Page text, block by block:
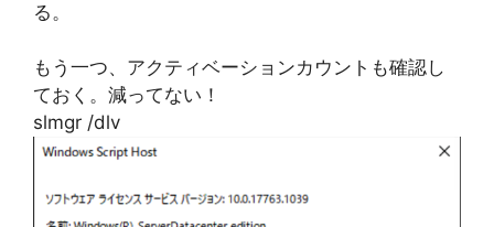
る。
もう一つ、アクティベーションカウントも確認し
ておく。減ってない！
slmgr /dlv